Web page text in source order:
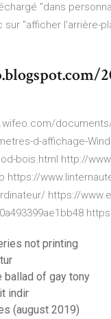
"dans
sur "afficher l'arrière-
d-affichage-
bois.html http://
https://
https://
not printing
ballad of gay tony
indir
(august 2019)